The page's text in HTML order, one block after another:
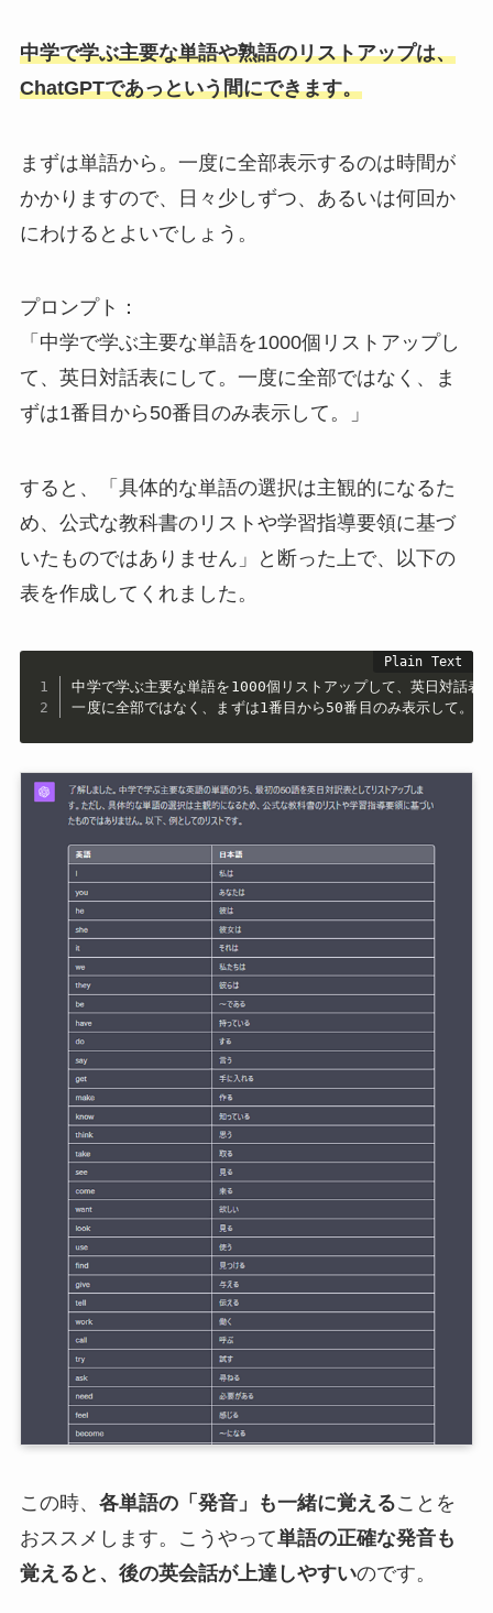
中学で学ぶ主要な単語や熟語のリストアップは、
ChatGPTであっという間にできます。
まずは単語から。一度に全部表示するのは時間が
かかりますので、日々少しずつ、あるいは何回か
にわけるとよいでしょう。
プロンプト：
「中学で学ぶ主要な単語を1000個リストアップし
て、英日対話表にして。一度に全部ではなく、ま
ずは1番目から50番目のみ表示して。」
すると、「具体的な単語の選択は主観的になるた
め、公式な教科書のリストや学習指導要領に基づ
いたものではありません」と断った上で、以下の
表を作成してくれました。
中学で学ぶ主要な単語を1000個リストアップして、英日対話表
一度に全部ではなく、まずは1番目から50番目のみ表示して。
この時、 各単語の「発音」も一緒に覚えることを
おススメします。こうやって単語の正確な発音も
覚えると、後の英会話が上達しやすいのです。